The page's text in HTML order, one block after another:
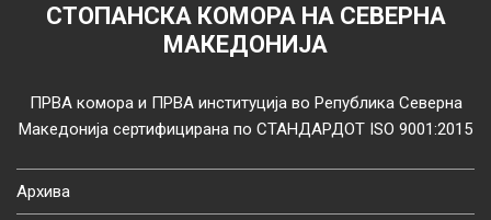
СТОПАНСКА КОМОРА НА СЕВЕРНА
МАКЕДОНИЈА
ПРВА комора и ПРВА институција во Република Северна
Македонија сертифицирана по СТАНДАРДОТ ISO 9001:2015
Архива